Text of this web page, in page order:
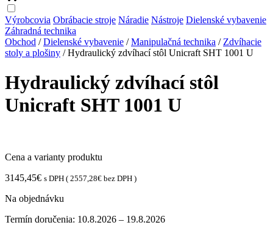
Výrobcovia Obrábacie stroje Náradie Nástroje Dielenské vybavenie
Záhradná technika
Obchod /Dielenské vybavenie /Manipulačná technika / Zdvíhacie
stoly a plošiny / Hydraulický zdvíhací stôl Unicraft SHT 1001 U
Hydraulický zdvíhací stôl
Unicraft SHT 1001 U
Cena a varianty produktu
3145,45€ s DPH ( 2557,28€ bez DPH )
Na objednávku
Termín doručenia: 10.8.2026 – 19.8.2026